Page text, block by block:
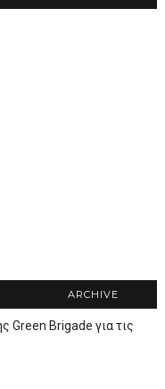
ARCHIVE
Green Brigade για τις